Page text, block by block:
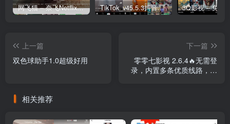
网飞猫 – 奈飞Netflix免费看 TikTok_v45.5.3抖音国际版_免拔卡解锁全球版
上一篇
双色球助手1.0超级好用
下一篇
零零七影视 2.6.4🔥无需登
录，内置多条优质线路，支
相关推荐